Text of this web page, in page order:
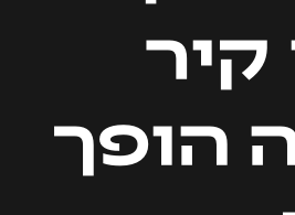
קיר
הופך